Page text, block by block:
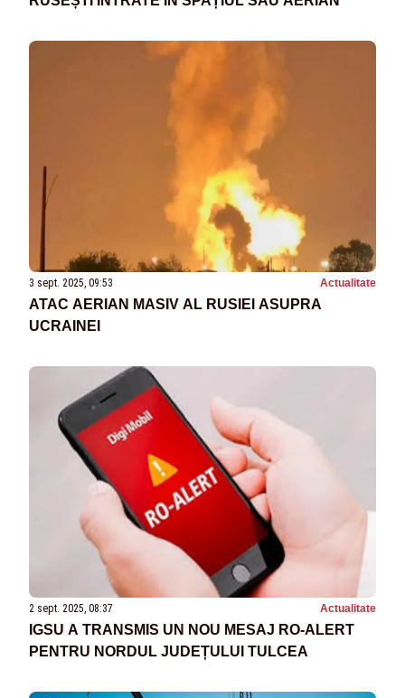
3 sept. 2025, 09:53 Actualitate
ATAC AERIAN MASIV AL RUSIEI ASUPRA
UCRAINEI
2 sept. 2025, 08:37 Actualitate
IGSU A TRANSMIS UN NOU MESAJ RO-ALERT
PENTRU NORDUL JUDEȚULUI TULCEA